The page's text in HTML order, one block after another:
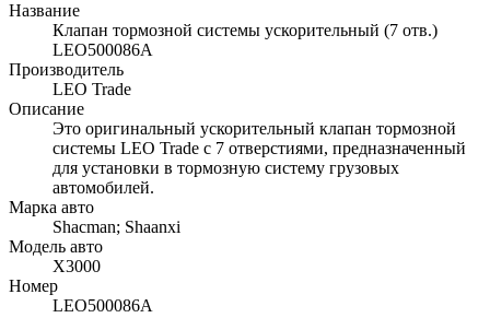
Название
Клапан тормозной системы ускорительный (7 отв.)
LEO500086A
Производитель
LEO Trade
Описание
Это оригинальный ускорительный клапан тормозной
системы LEO Trade с 7 отверстиями, предназначенный
для установки в тормозную систему грузовых
автомобилей.
Марка авто
Shacman; Shaanxi
Модель авто
X3000
Номер
LEO500086A